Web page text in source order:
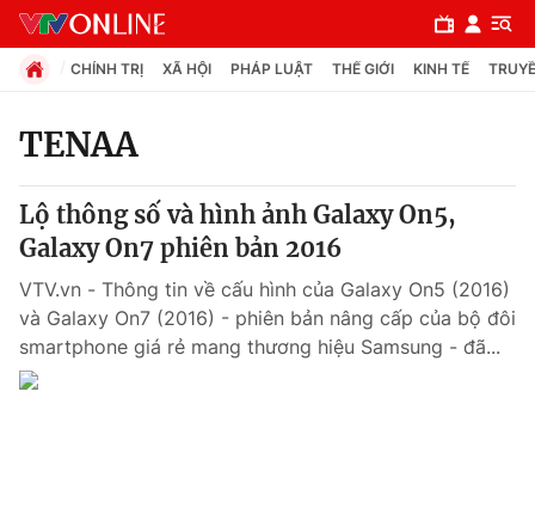
Chuyên mục
Chính trị
Xã hội
Pháp luật
CHÍNH TRỊ XÃ HỘI PHÁP LUẬT THẾ GIỚI KINH TẾ
TENAA
Lộ thông số và hình ảnh Galaxy On5,
Galaxy On7 phiên bản 2016
VTV.vn - Thông tin về cấu hình của Galaxy On5 (2016)
và Galaxy On7 (2016) - phiên bản nâng cấp của bộ đôi
smartphone giá rẻ mang thương hiệu Samsung - đã...